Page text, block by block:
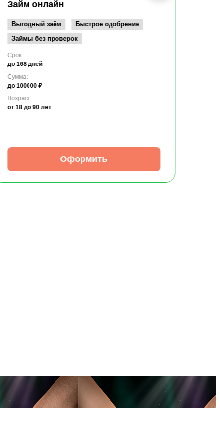
Займ онлайн
Выгодный заём
Быстрое одобрение
Займы без проверок
Срок:
до 168 дней
Сумма:
до 100000 ₽
Возраст:
от 18 до 90 лет
Оформить